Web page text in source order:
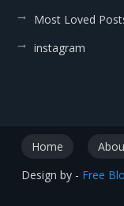
Most Loved
instagram
Home
Design by - Free